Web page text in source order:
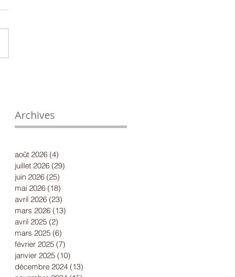
Archives
août 2026 (4)
juillet 2026 (29)
juin 2026 (25)
mai 2026 (18)
avril 2026 (23)
mars 2026 (13)
avril 2025 (2)
mars 2025 (6)
février 2025 (7)
janvier 2025 (10)
décembre 2024 (13)